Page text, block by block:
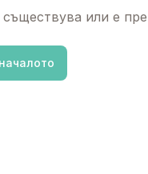
или е